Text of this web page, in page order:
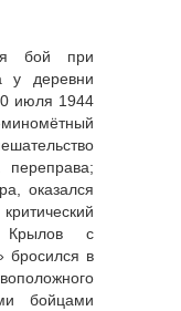
бой при
у деревни
июля 1944
миномётный
оказался
Крылов с
бросился в
бойцами